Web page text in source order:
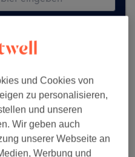
und Cookies von
zu personalisieren,
und unseren
Wir geben auch
unserer Webseite an
Werbung und